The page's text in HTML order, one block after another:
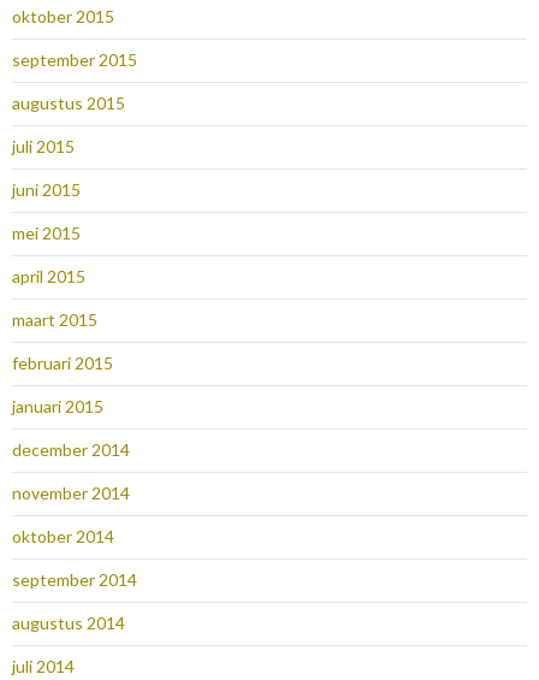
oktober 2015
september 2015
augustus 2015
juli 2015
juni 2015
mei 2015
april 2015
maart 2015
februari 2015
januari 2015
december 2014
november 2014
oktober 2014
september 2014
augustus 2014
juli 2014